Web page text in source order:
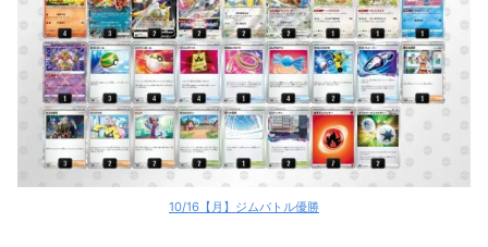
10/16【月】ジムバトル優勝